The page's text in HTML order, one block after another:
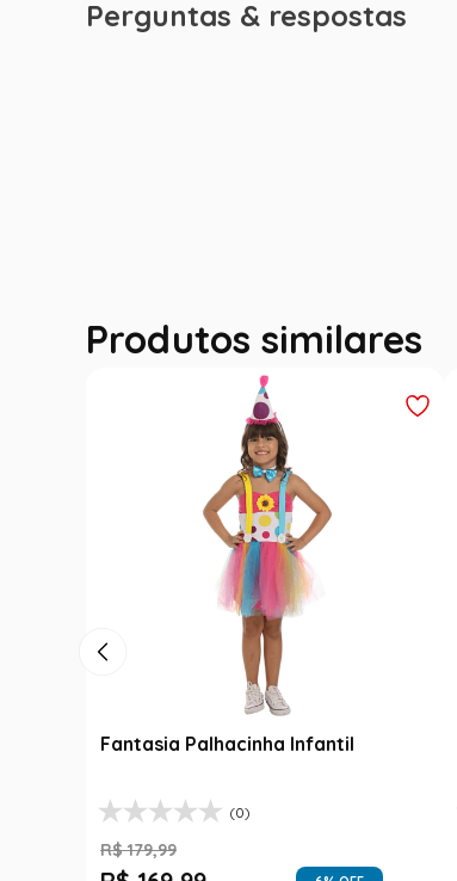
Perguntas & respostas
Produtos similares
Fantasia Festa Junina Adulto
Jardineira Xadrez Caipira Azul
R$ 139,99
1 R$ 99, 99